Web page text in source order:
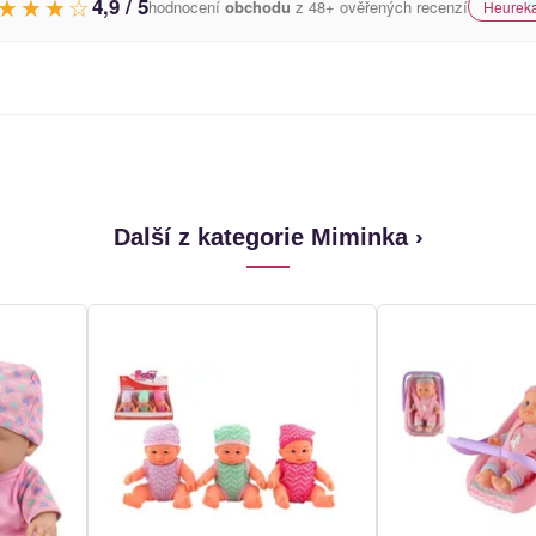
hodnocení obchodu z 48+ ověřených recenzí
Další z kategorie Miminka ›